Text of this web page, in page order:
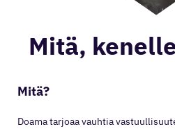
Mitä,
Mitä?
Doama tarjoaa vauhtia